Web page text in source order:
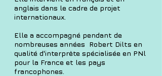
anglais dans le cadre de projet
internationaux.
Elle a accompagné pendant de
nombreuses années Robert Dilts en
qualité d'interprète spécialisée en PNl
pour la France et les pays
francophones.